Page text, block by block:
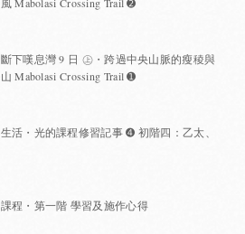
下嘆息灣 9 日 ㊤・跨過中央山脈的瘦稜與
Mabolasi Crossing Trail ➊
活・光的課程修習記事 ➍ 初階四：乙太、
程・第一階 學習及施作心得